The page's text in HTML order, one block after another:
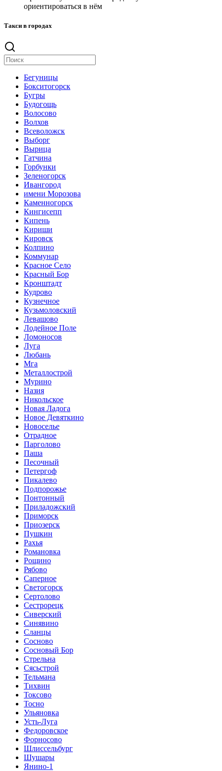
ориентироваться в нём
Такси в городах
Бегуницы
Бокситогорск
Бугры
Будогощь
Волосово
Волхов
Всеволожск
Выборг
Вырица
Гатчина
Горбунки
Зеленогорск
Ивангород
имени Морозова
Каменногорск
Кингисепп
Кипень
Кириши
Кировск
Колпино
Коммунар
Красное Село
Красный Бор
Кронштадт
Кудрово
Кузнечное
Кузьмоловский
Левашово
Лодейное Поле
Ломоносов
Луга
Любань
Мга
Металлострой
Мурино
Назия
Никольское
Новая Ладога
Новое Девяткино
Новоселье
Отрадное
Парголово
Паша
Песочный
Петергоф
Пикалево
Подпорожье
Понтонный
Приладожский
Приморск
Приозерск
Пушкин
Рахья
Романовка
Рощино
Рябово
Саперное
Светогорск
Сертолово
Сестрорецк
Сиверский
Синявино
Сланцы
Сосново
Сосновый Бор
Стрельна
Сясьстрой
Тельмана
Тихвин
Токсово
Тосно
Ульяновка
Усть-Луга
Федоровское
Форносово
Шлиссельбург
Шушары
Янино-1